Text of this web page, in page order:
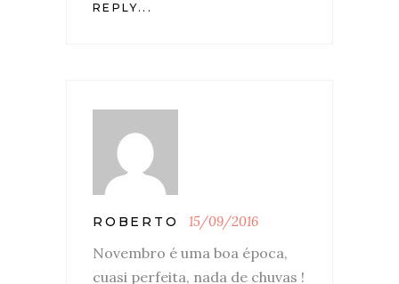
REPLY...
ROBERTO 15/09/2016
Novembro é uma boa época,
cuasi perfeita, nada de chuvas !